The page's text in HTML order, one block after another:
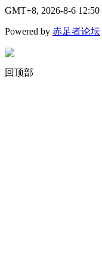
GMT+8, 2026-8-6 12:50
Powered by 赤足者论坛
回顶部